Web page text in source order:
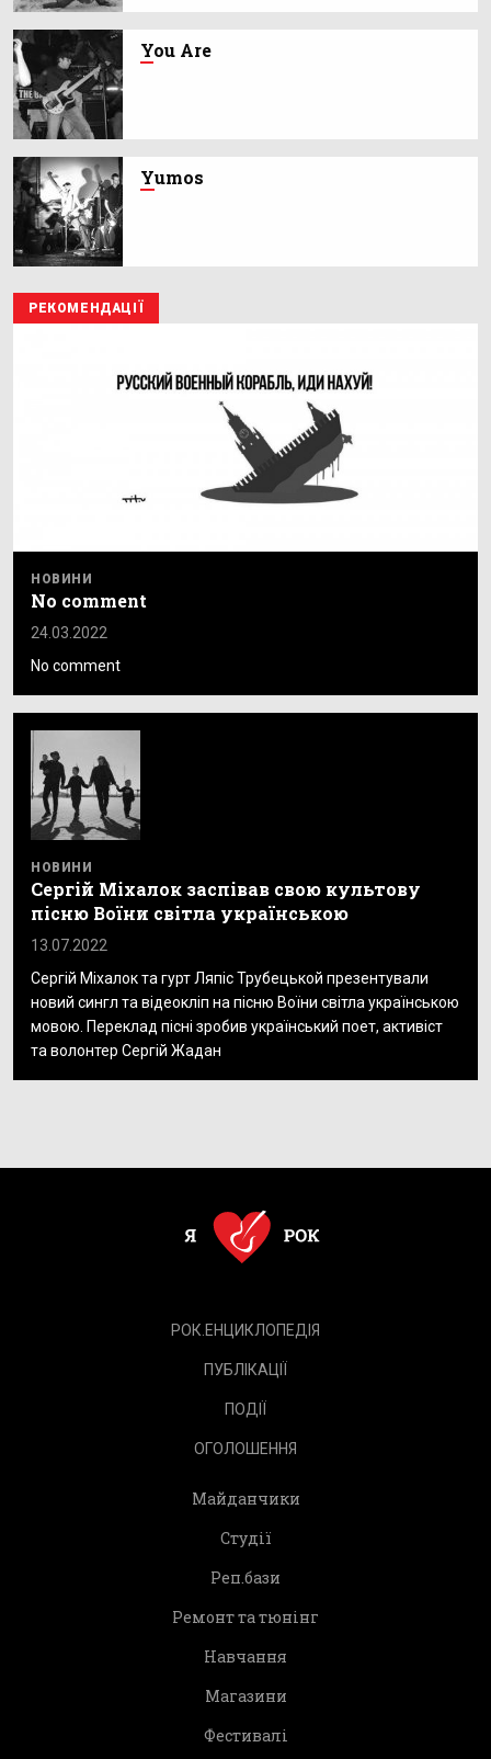
You Are
Yumos
РЕКОМЕНДАЦІЇ
НОВИНИ
No comment
24.03.2022
No comment
НОВИНИ
Сергій Міхалок заспівав свою культову
пісню Воїни світла українською
13.07.2022
Сергій Міхалок та гурт Ляпіс Трубецькой презентували
новий сингл та відеокліп на пісню Воїни світла українською
мовою. Переклад пісні зробив український поет, активіст
та волонтер Сергій Жадан
РОК.ЕНЦИКЛОПЕДІЯ
ПУБЛІКАЦІЇ
ПОДІЇ
ОГОЛОШЕННЯ
Майданчики
Студії
Реп.бази
Ремонт та тюнінг
Навчання
Магазини
Фестивалі